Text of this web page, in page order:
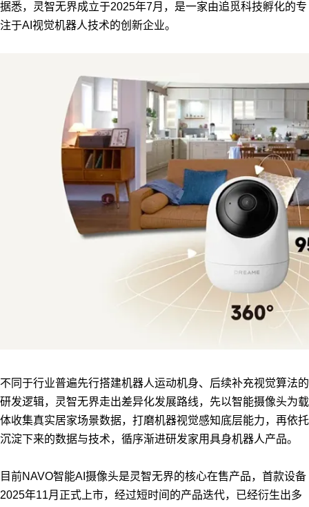
据悉，灵智无界成立于2025年7月，是一家由追觅科技孵化的专
注于AI视觉机器人技术的创新企业。
不同于行业普遍先行搭建机器人运动机身、后续补充视觉算法的
研发逻辑，灵智无界走出差异化发展路线，先以智能摄像头为载
体收集真实居家场景数据，打磨机器视觉感知底层能力，再依托
沉淀下来的数据与技术，循序渐进研发家用具身机器人产品。
目前NAVO智能AI摄像头是灵智无界的核心在售产品，首款设备
2025年11月正式上市，经过短时间的产品迭代，已经衍生出多